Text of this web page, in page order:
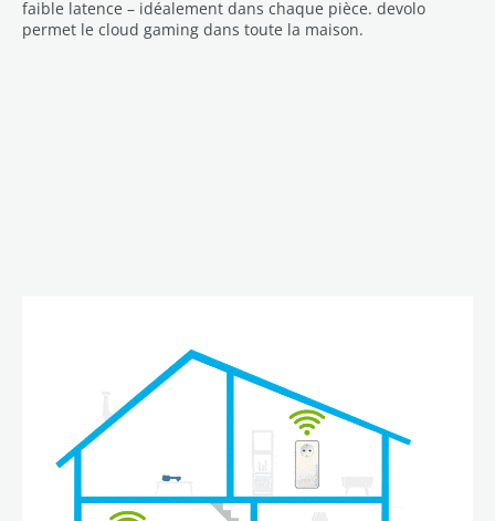
faible latence – idéalement dans chaque pièce. devolo
permet le cloud gaming dans toute la maison.